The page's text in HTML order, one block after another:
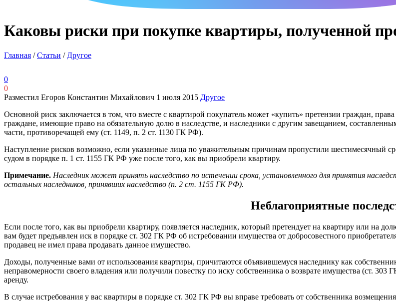
Каковы риски при покупке квартиры, полученной
Главная /Статьи / Другое
0
0
Разместил Егоров Константин Михайлович 1 июля 2015 Другое
Основной риск заключается в том, что вместе с квартирой покупатель может «купить» претензии граждан,
граждане, имеющие право на обязательную долю в наследстве, и наследники с другим завещанием,
части, противоречащей ему (ст. 1149, п. 2 ст. 1130 ГК РФ).
Наступление рисков возможно, если указанные лица по уважительным причинам пропустили шестимесячный
судом в порядке п. 1 ст. 1155 ГК РФ уже после того, как вы приобрели квартиру.
Примечание. Наследник может принять наследство по истечении срока, установленного для принятия
остальных наследников, принявших наследство (п. 2 ст. 1155 ГК РФ).
Неблагоприятные
Если после того, как вы приобрели квартиру, появляется наследник, который претендует на квартиру или на
вам будет предъявлен иск в порядке ст. 302 ГК РФ об истребовании имущества от добросовестного
продавец не имел права продавать данное имущество.
Доходы, полученные вами от использования квартиры, причитаются объявившемуся наследнику как
неправомерности своего владения или получили повестку по иску собственника о возврате имущества (ст.
аренду.
В случае истребования у вас квартиры в порядке ст. 302 ГК РФ вы вправе требовать от собственника